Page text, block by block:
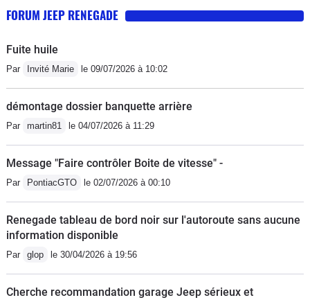
FORUM JEEP RENEGADE
Fuite huile
Par Invité Marie le 09/07/2026 à 10:02
démontage dossier banquette arrière
Par martin81 le 04/07/2026 à 11:29
Message "Faire contrôler Boite de vitesse" -
Par PontiacGTO le 02/07/2026 à 00:10
Renegade tableau de bord noir sur l'autoroute sans aucune
information disponible
Par glop le 30/04/2026 à 19:56
Cherche recommandation garage Jeep sérieux et